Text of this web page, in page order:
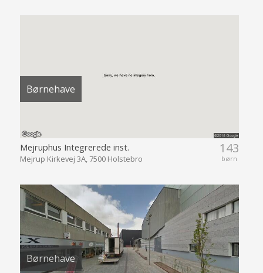
Børnehave
143
børn
Mejruphus Integrerede inst.
Mejrup Kirkevej 3A, 7500 Holstebro
Børnehave